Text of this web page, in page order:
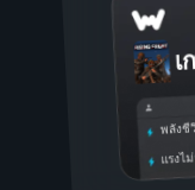
เ
พลังชี
แรงไ